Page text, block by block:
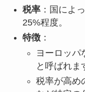
税率：国によ
25%程度。
特徴：
ヨーロッパ
と呼ばれま
税率が高め